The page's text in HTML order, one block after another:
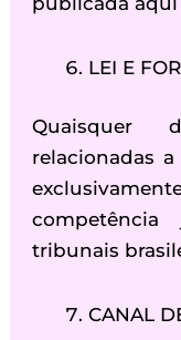
LEI E
Quaisquer
relacionadas
tribunais
CANAL